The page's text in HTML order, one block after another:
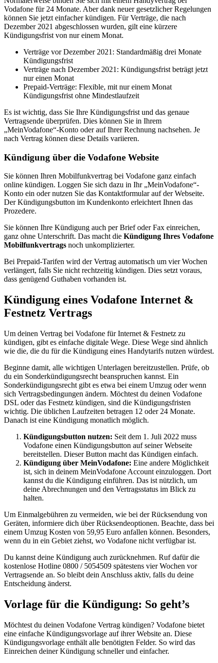
Vodafone für 24 Monate. Aber dank neuer gesetzlicher Regelungen
können Sie jetzt einfacher kündigen. Für Verträge, die nach
Dezember 2021 abgeschlossen wurden, gilt eine kürzere
Kündigungsfrist von nur einem Monat.
Verträge vor Dezember 2021: Standardmäßig drei Monate
Kündigungsfrist
Verträge nach Dezember 2021: Kündigungsfrist beträgt jetzt
nur einen Monat
Prepaid-Verträge: Flexible, mit nur einem Monat
Kündigungsfrist ohne Mindestlaufzeit
Es ist wichtig, dass Sie Ihre Kündigungsfrist und das genaue
Vertragsende überprüfen. Dies können Sie in Ihrem
„MeinVodafone“-Konto oder auf Ihrer Rechnung nachsehen. Je
nach Vertrag können diese Details variieren.
Kündigung über die Vodafone Website
Sie können Ihren Mobilfunkvertrag bei Vodafone ganz einfach
online kündigen. Loggen Sie sich dazu in Ihr „MeinVodafone“-
Konto ein oder nutzen Sie das Kontaktformular auf der Webseite.
Der Kündigungsbutton im Kundenkonto erleichtert Ihnen das
Prozedere.
Sie können Ihre Kündigung auch per Brief oder Fax einreichen,
ganz ohne Unterschrift. Das macht die Kündigung Ihres Vodafone
Mobilfunkvertrags noch unkomplizierter.
Bei Prepaid-Tarifen wird der Vertrag automatisch um vier Wochen
verlängert, falls Sie nicht rechtzeitig kündigen. Dies setzt voraus,
dass genügend Guthaben vorhanden ist.
Kündigung eines Vodafone Internet &
Festnetz Vertrags
Um deinen Vertrag bei Vodafone für Internet & Festnetz zu
kündigen, gibt es einfache digitale Wege. Diese Wege sind ähnlich
wie die, die du für die Kündigung eines Handytarifs nutzen würdest.
Beginne damit, alle wichtigen Unterlagen bereitzustellen. Prüfe, ob
du ein Sonderkündigungsrecht beanspruchen kannst. Ein
Sonderkündigungsrecht gibt es etwa bei einem Umzug oder wenn
sich Vertragsbedingungen ändern. Möchtest du deinen Vodafone
DSL oder das Festnetz kündigen, sind die Kündigungsfristen
wichtig. Die üblichen Laufzeiten betragen 12 oder 24 Monate.
Danach ist eine Kündigung monatlich möglich.
Kündigungsbutton nutzen: Seit dem 1. Juli 2022 muss
Vodafone einen Kündigungsbutton auf seiner Webseite
bereitstellen. Dieser Button macht das Kündigen einfach.
Kündigung über MeinVodafone: Eine andere Möglichkeit
ist, sich in deinem MeinVodafone Account einzuloggen. Dort
kannst du die Kündigung einführen. Das ist nützlich, um
deine Abrechnungen und den Vertragsstatus im Blick zu
halten.
Um Einmalgebühren zu vermeiden, wie bei der Rücksendung von
Geräten, informiere dich über Rücksendeoptionen. Beachte, dass bei
einem Umzug Kosten von 59,95 Euro anfallen können. Besonders,
wenn du in ein Gebiet ziehst, wo Vodafone nicht verfügbar ist.
Du kannst deine Kündigung auch zurücknehmen. Ruf dafür die
kostenlose Hotline 0800 / 5054509 spätestens vier Wochen vor
Vertragsende an. So bleibt dein Anschluss aktiv, falls du deine
Entscheidung änderst.
Vorlage für die Kündigung: So geht’s
Möchtest du deinen Vodafone Vertrag kündigen? Vodafone bietet
eine einfache Kündigungsvorlage auf ihrer Website an. Diese
Kündigungsvorlage enthält alle benötigten Felder. So wird das
Einreichen deiner Kündigung schneller und einfacher.